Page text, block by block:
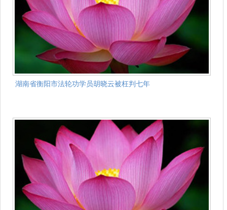
湖南省衡阳市法轮功学员胡晓云被枉判七年